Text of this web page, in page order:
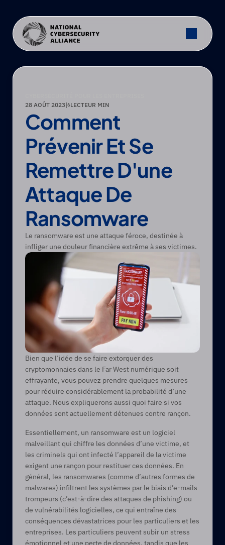
28 AOÛT 2023|6LECTEUR MIN
Comment
Prévenir Et Se
Remettre D'une
Attaque De
Ransomware
Le ransomware est une attaque féroce, destinée à
infliger une douleur financière extrême à ses victimes.
Bien que l’idée de se faire extorquer des
cryptomonnaies dans le Far West numérique soit
effrayante, vous pouvez prendre quelques mesures
pour réduire considérablement la probabilité d’une
attaque. Nous expliquerons aussi quoi faire si vos
données sont actuellement détenues contre rançon.
Essentiellement, un ransomware est un logiciel
malveillant qui chiffre les données d’une victime, et
les criminels qui ont infecté l’appareil de la victime
exigent une rançon pour restituer ces données. En
général, les ransomwares (comme d’autres formes de
malwares) infiltrent les systèmes par le biais d’e-mails
trompeurs (c’est-à-dire des attaques de phishing) ou
de vulnérabilités logicielles, ce qui entraîne des
conséquences dévastatrices pour les particuliers et les
entreprises. Les particuliers peuvent subir un stress
émotionnel et une perte de données, tandis que les